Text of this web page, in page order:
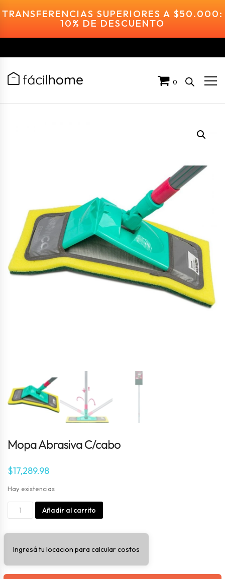
TRANSFERENCIAS SUPERIORES A $50.000:
10% DE DESCUENTO
0
Mopa Abrasiva C/cabo
$17,289.98
Hay existencias
Mopa
C/cabo
cantidad
Añadir al carrito
Ingresá tu locacion para calcular costos